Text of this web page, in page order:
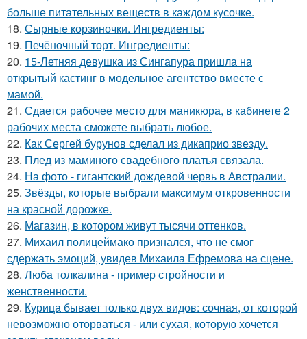
больше питательных веществ в каждом кусочке.
18. Сырные корзиночки. Ингредиенты:
19. Печёночный торт. Ингредиенты:
20. 15-Летняя девушка из Сингапура пришла на
открытый кастинг в модельное агентство вместе с
мамой.
21. Сдается рабочее место для маникюра, в кабинете 2
рабочих места сможете выбрать любое.
22. Как Сергей бурунов сделал из дикаприо звезду.
23. Плед из маминого свадебного платья связала.
24. На фото - гигантский дождевой червь в Австралии.
25. Звёзды, которые выбрали максимум откровенности
на красной дорожке.
26. Магазин, в котором живут тысячи оттенков.
27. Михаил полицеймако признался, что не смог
сдержать эмоций, увидев Михаила Ефремова на сцене.
28. Люба толкалина - пример стройности и
женственности.
29. Курица бывает только двух видов: сочная, от которой
невозможно оторваться - или сухая, которую хочется